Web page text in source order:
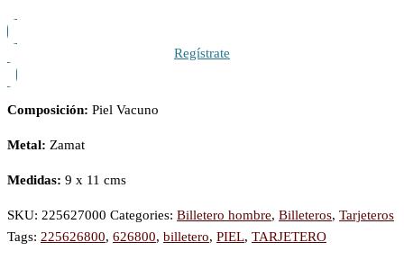
Regístrate
Composición: Piel Vacuno
Metal: Zamat
Medidas: 9 x 11 cms
SKU: 225627000 Categories: Billetero hombre, Billeteros, Tarjeteros
Tags: 225626800, 626800, billetero, PIEL, TARJETERO